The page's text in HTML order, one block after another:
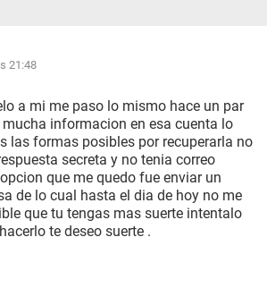
21:48
a mi me paso lo mismo hace un par
informacion en esa cuenta lo
las formas posibles por recuperarla no
secreta y no tenia correo
que me quedo fue enviar un
de lo cual hasta el dia de hoy no me
que tu tengas mas suerte intentalo
te deseo suerte .